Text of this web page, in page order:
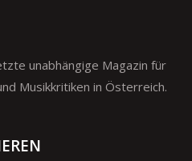
unabhängige Magazin für
Musikkritiken in Österreich.